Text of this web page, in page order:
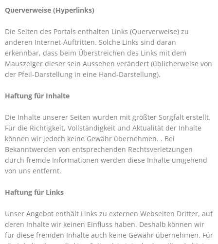
Querverweise (Hyperlinks)
Die Seiten des Portals enthalten Links (Querverweise) zu
anderen Internet-Auftritten. Solche Links sind daran
erkennbar, dass beim Überstreichen des Links mit dem
Mauszeiger dieser sein Aussehen verändert (üblicherweise von
der Pfeil-Darstellung in eine Hand-Darstellung).
Haftung für Inhalte
Die Inhalte unserer Seiten wurden mit größter Sorgfalt erstellt.
Für die Richtigkeit, Vollständigkeit und Aktualität der Inhalte
können wir jedoch keine Gewähr übernehmen. . Bei
Bekanntwerden von entsprechenden Rechtsverletzungen
durch fremde Informationen werden diese Inhalte umgehend
von uns entfernt.
Haftung für Links
Unser Angebot enthält Links zu externen Webseiten Dritter, auf
deren Inhalte wir keinen Einfluss haben. Deshalb können wir
für diese fremden Inhalte auch keine Gewähr übernehmen. Für